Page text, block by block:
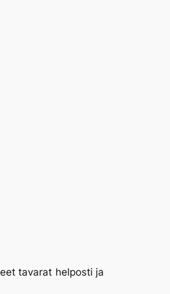
tavarat helposti ja